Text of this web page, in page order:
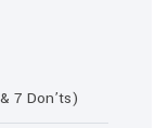
7 Don’ts)